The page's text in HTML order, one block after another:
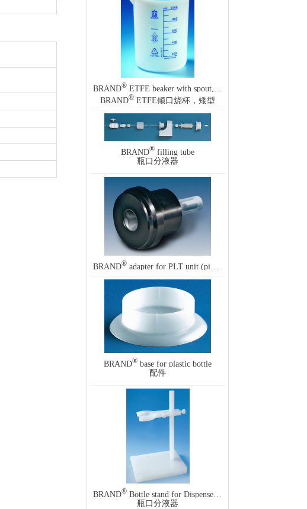
BRAND® ETFE beaker with spout, low form
BRAND® ETFE倾口烧杯，矮型
BRAND® filling tube
瓶口分液器
BRAND® adapter for PLT unit (pipette leak testing unit)
BRAND® base for plastic bottle
配件
BRAND® Bottle stand for Dispensette
瓶口分液器